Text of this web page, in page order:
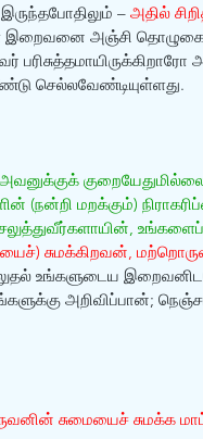
– அதில்
இறைவனை அஞ்சி
செல்லவேண்டியுள்ளது.
(நன்றி மறக்கும்)
உங்களைப்
சுமக்கிறவன்,
உங்களுடைய
அறிவிப்பான்;
சுமையைச் சுமக்க